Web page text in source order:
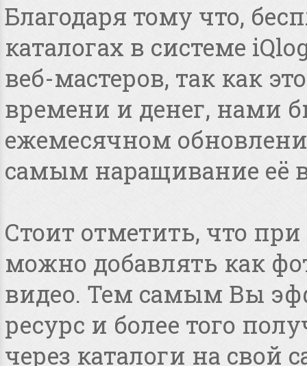
Благодаря тому что,
каталогах в системе
веб-мастеров, так как
времени и денег, нами
ежемесячном
самым наращивание её
Стоит отметить, что
можно добавлять как
видео. Тем самым Вы
ресурс и более того
через каталоги на свой